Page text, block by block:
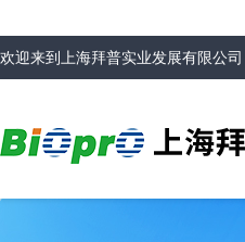
欢迎来到 上海拜普实业发展有限公司